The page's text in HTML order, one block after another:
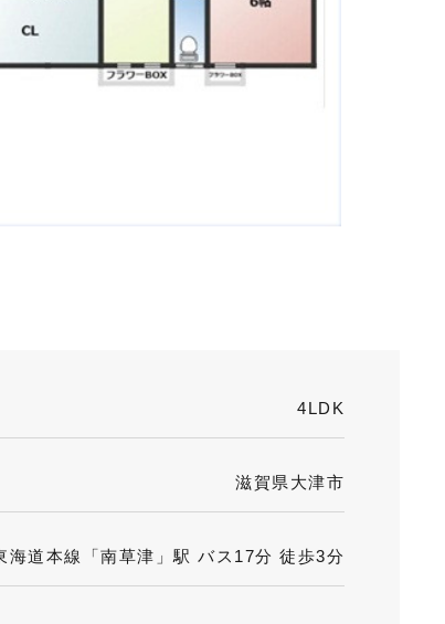
4LDK
滋賀県大津市
海道本線「南草津」駅 バス17分 徒歩3分